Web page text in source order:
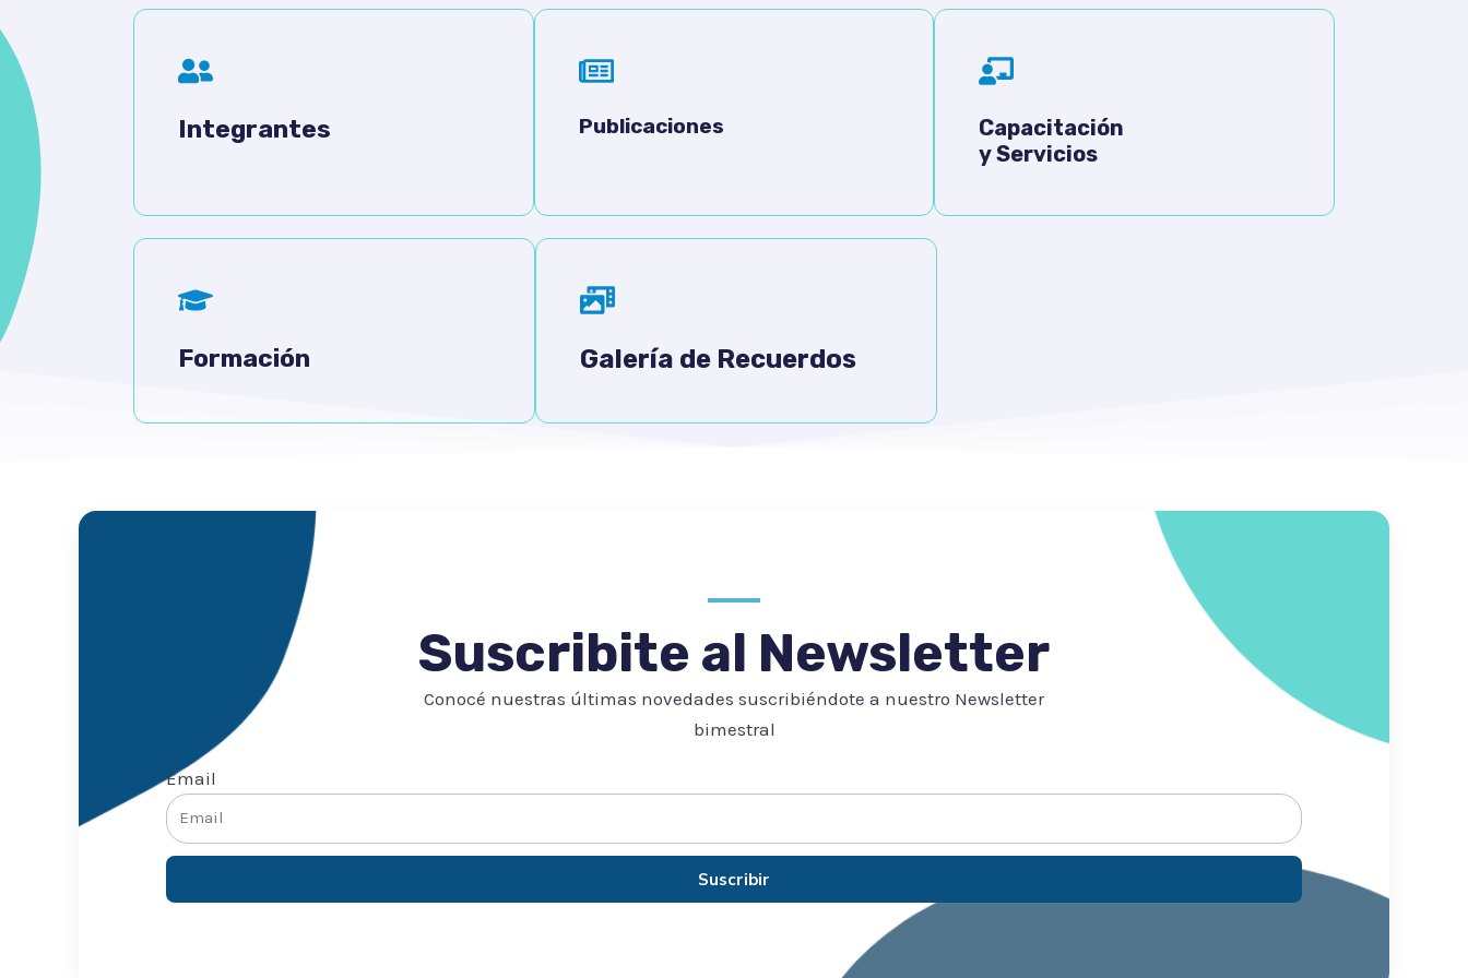
Integrantes Publicaciones
Capacitación
y Servicios
Formación Galería de Recuerdos
Suscribite al Newsletter
Conocé nuestras últimas novedades suscribiéndote a nuestro Newsletter
bimestral
Email
Suscribir